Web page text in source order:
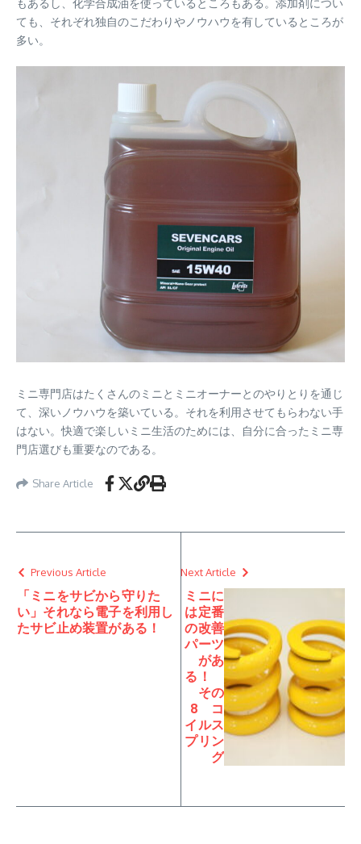
もあるし、化学合成油を使っているところもある。添加剤につい
ても、それぞれ独自のこだわりやノウハウを有しているところが
多い。
ミニ専門店はたくさんのミニとミニオーナーとのやりとりを通じ
て、深いノウハウを築いている。それを利用させてもらわない手
はない。快適で楽しいミニ生活のためには、自分に合ったミニ専
門店選びも重要なのである。
Share Article
Previous Article
「ミニをサビから守りた
い」それなら電子を利用し
たサビ止め装置がある！
Next Article
ミニに
は定番
の改善
パーツ
があ
る！
その
8 コ
イルス
プリン
グ